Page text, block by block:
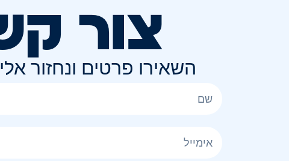
צור
השאירו פרטים ונחזור